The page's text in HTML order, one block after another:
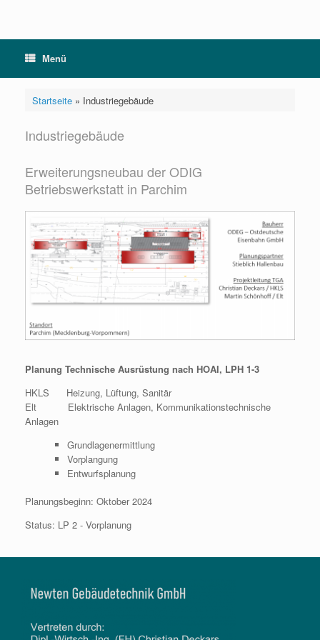
Menü
Startseite» Industriegebäude
Industriegebäude
Erweiterungsneubau der ODIG
Betriebswerkstatt in Parchim
Planung Technische Ausrüstung nach HOAI, LPH 1-3
HKLS Heizung, Lüftung, Sanitär
Elt Elektrische Anlagen, Kommunikationstechnische
Anlagen
Grundlagenermittlung
Vorplangung
Entwurfsplanung
Planungsbeginn: Oktober 2024
Status: LP 2 - Vorplanung